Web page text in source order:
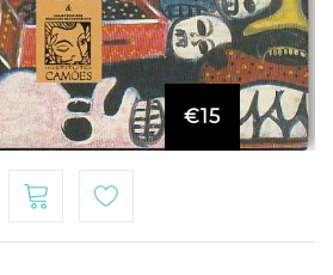
€15